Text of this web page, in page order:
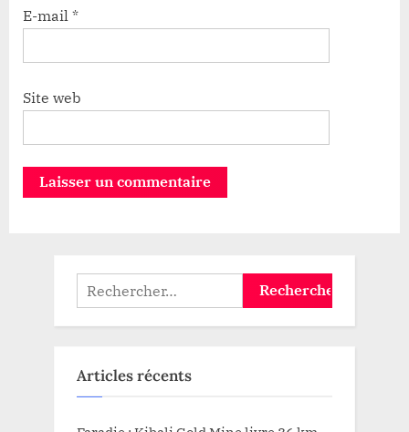
E-mail *
Site web
Rechercher :
Articles récents